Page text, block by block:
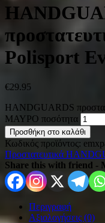
Polisport
€29.95
HANDGUARDS
ΜΑΥΡΟ ποσότητα
Προσθήκη στο καλάθι
Κωδικός προϊόντος:
Προστατευτικά
Share this with friend -
Περιγραφή
Αξιολογήσεις (0)